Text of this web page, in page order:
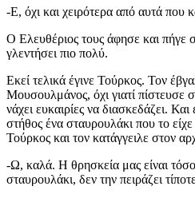
-Ε, όχι και χειρότερα από αυτά που
Ο Ελευθέριος τους άφησε και πήγε
γλεντήσει πιο πολύ.
Εκεί τελικά έγινε Τούρκος. Τον
Μουσουλμάνος, όχι γιατί πίστευσε
νάχει ευκαιρίες να διασκεδάζει.
στήθος ένα σταυρουλάκι που το
Τούρκος και τον κατάγγειλε στον
-Ω, καλά. Η θρησκεία μας είναι
σταυρουλάκι, δεν την πειράζει